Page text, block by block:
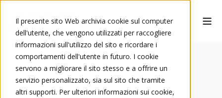
Il presente sito Web archivia cookie sul computer
dell'utente, che vengono utilizzati per raccogliere
informazioni sull'utilizzo del sito e ricordare i
comportamenti dell'utente in futuro. I cookie
servono a migliorare il sito stesso e a offrire un
servizio personalizzato, sia sul sito che tramite
altri supporti. Per ulteriori informazioni sui cookie,
4kids